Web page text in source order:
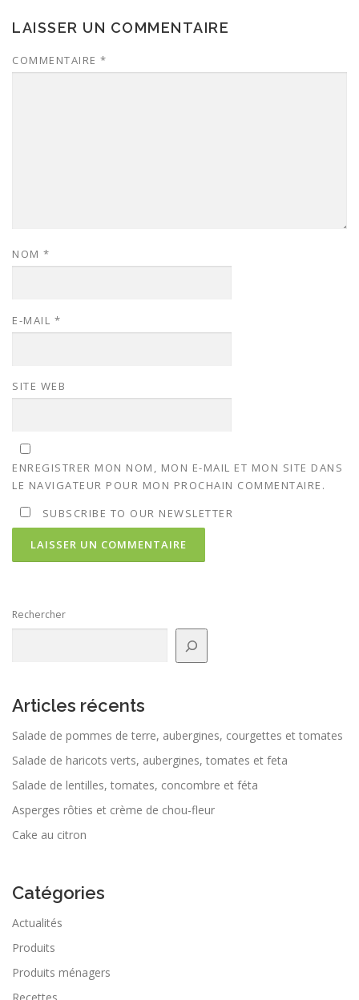
LAISSER UN COMMENTAIRE
COMMENTAIRE *
NOM *
E-MAIL *
SITE WEB
ENREGISTRER MON NOM, MON E-MAIL ET MON SITE DANS
LE NAVIGATEUR POUR MON PROCHAIN COMMENTAIRE.
SUBSCRIBE TO OUR NEWSLETTER
Rechercher
Articles récents
Salade de pommes de terre, aubergines, courgettes et tomates
Salade de haricots verts, aubergines, tomates et feta
Salade de lentilles, tomates, concombre et féta
Asperges rôties et crème de chou-fleur
Cake au citron
Catégories
Actualités
Produits
Produits ménagers